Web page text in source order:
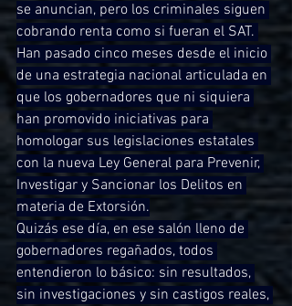
se anuncian, pero los criminales siguen
cobrando renta como si fueran el SAT.
Han pasado cinco meses desde el inicio
de una estrategia nacional articulada en
que los gobernadores que ni siquiera
han promovido iniciativas para
homologar sus legislaciones estatales
con la nueva Ley General para Prevenir,
Investigar y Sancionar los Delitos en
materia de Extorsión.
Quizás ese día, en ese salón lleno de
gobernadores regañados, todos
entendieron lo básico: sin resultados,
sin investigaciones y sin castigos reales,